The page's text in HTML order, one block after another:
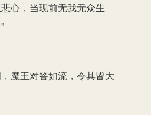
心，当现前无我无众生
魔王对答如流，令其皆大